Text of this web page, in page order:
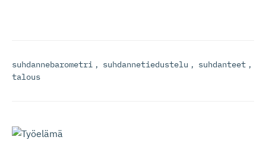
suhdannebarometri , suhdannetiedustelu , suhdanteet ,
talous